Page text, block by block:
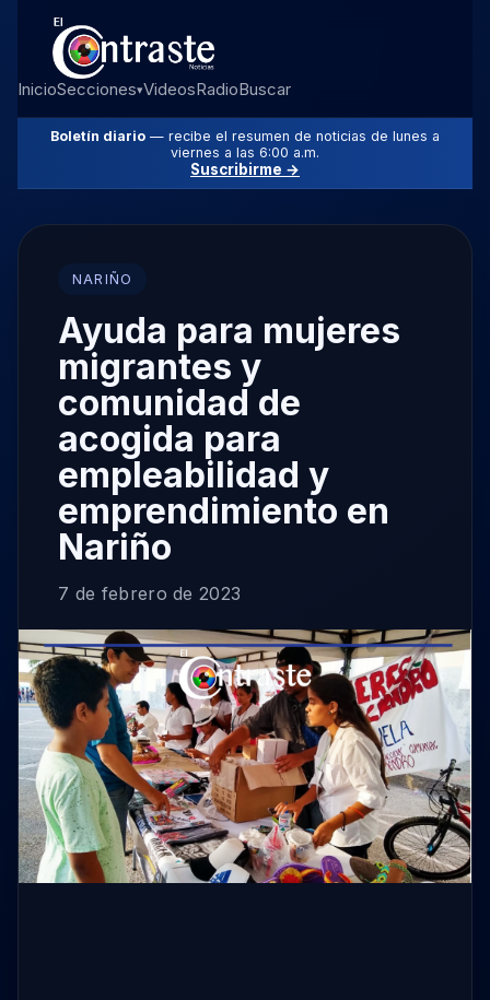
InicioSecciones▾VideosRadioBuscar
Boletín diario — recibe el resumen de noticias de lunes a
viernes a las 6:00 a.m.
Suscribirme →
NARIÑO
Ayuda para mujeres
migrantes y
comunidad de
acogida para
empleabilidad y
emprendimiento en
Nariño
7 de febrero de 2023